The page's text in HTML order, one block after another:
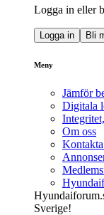
Logga in eller
Logga in Bli
Meny
Jämför
Digitala
Om oss
Sverige!